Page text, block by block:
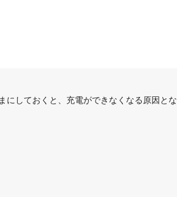
にしておくと、充電ができなくなる原因と